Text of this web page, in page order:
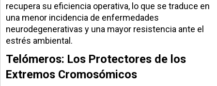
recupera su eficiencia operativa, lo que se traduce en
una menor incidencia de enfermedades
neurodegenerativas y una mayor resistencia ante el
estrés ambiental.
Telómeros: Los Protectores de los
Extremos Cromosómicos